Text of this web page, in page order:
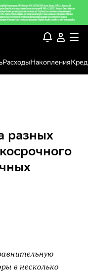
РасходыНакопления
разных
в несколько